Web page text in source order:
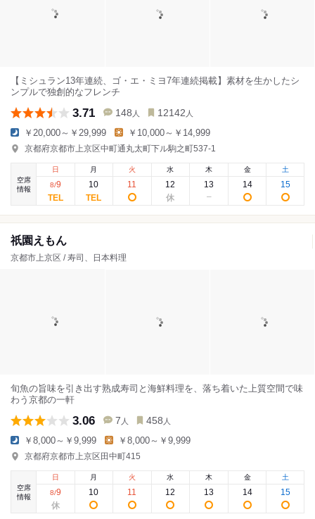
【ミシュラン13年連続、ゴ・エ・ミヨ7年連続掲載】素材を生かしたシ
ンプルで独創的なフレンチ
3.71 148 人 12142 人
￥20,000～￥29,999 ￥10,000～￥14,999
京都府京都市上京区中町通丸太町下ル駒之町537-1
空席
情報
日
8/9
月
10
火
11
水
12
木
13
金
14
土
15
祇園えもん
京都市上京区 / 寿司、日本料理
旬魚の旨味を引き出す熟成寿司と海鮮料理を、落ち着いた上質空間で味
わう京都の一軒
3.06 7 人 458 人
￥8,000～￥9,999 ￥8,000～￥9,999
京都府京都市上京区田中町415
空席
情報
日
8/9
月
10
火
11
水
12
木
13
金
14
土
15